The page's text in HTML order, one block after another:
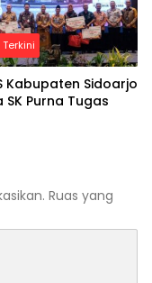
Kabupaten Sidoarjo
SK Purna Tugas
Ruas yang